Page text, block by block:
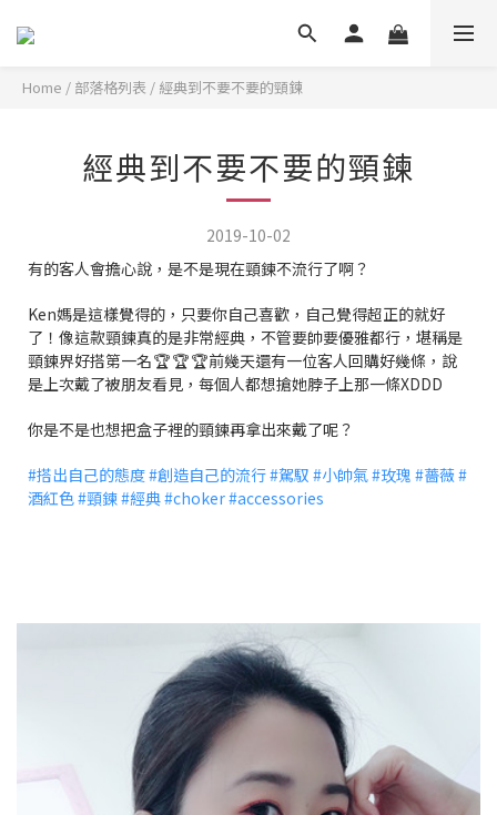
Home / 部落格列表 / 經典到不要不要的頸鍊
經典到不要不要的頸鍊
2019-10-02
有的客人會擔心說，是不是現在頸鍊不流行了啊？
Ken媽是這樣覺得的，只要你自己喜歡，自己覺得超正的就好
了！像這款頸鍊真的是非常經典，不管要帥要優雅都行，堪稱是
頸鍊界好搭第一名🏆🏆🏆前幾天還有一位客人回購好幾條，說
是上次戴了被朋友看見，每個人都想搶她脖子上那一條XDDD
你是不是也想把盒子裡的頸鍊再拿出來戴了呢？
#搭出自己的態度#創造自己的流行#駕馭 #小帥氣#玫瑰 #薔薇#
酒紅色#頸鍊#經典#choker#accessories